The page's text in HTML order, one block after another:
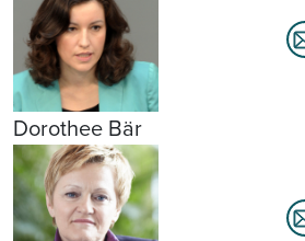
Dorothee Bär